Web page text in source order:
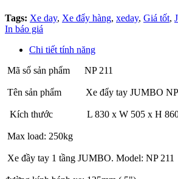
Tags: Xe day, Xe đẩy hàng, xeday, Giá tốt,
In báo giá
Chi tiết tính năng
Mã số sản phẩm NP 211
Tên sản phẩm Xe đẩy tay JUMBO NP
Kích thước L 830 x W 505 x H 860
Max load: 250kg
Xe đầy tay 1 tầng JUMBO. Model: NP 211